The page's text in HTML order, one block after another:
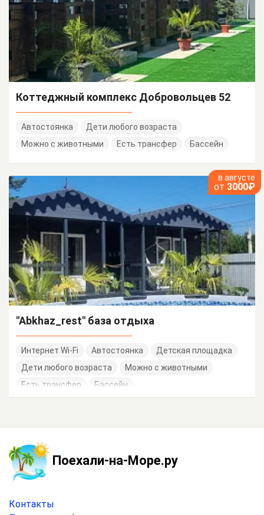
Коттеджный комплекс Добровольцев 52
Автостоянка
Дети любого возраста
Можно с животными
Есть трансфер Бассейн
в августе
от 3000₽
"Abkhaz_rest" база отдыха
Интернет Wi-Fi Автостоянка
Детская площадка
Дети любого возраста
Можно с животными
Есть трансфер
Бассейн
Поехали-на-Море.ру
Контакты